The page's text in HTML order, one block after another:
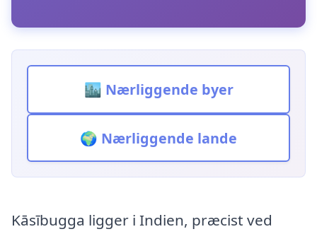
🏙️ Nærliggende byer
🌍 Nærliggende lande
Kāsībugga ligger i Indien, præcist ved